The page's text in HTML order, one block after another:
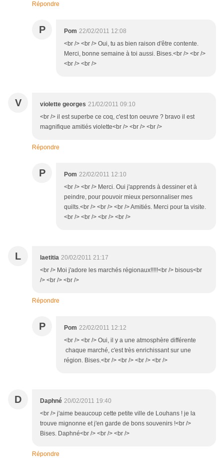
Répondre
P Pom 22/02/2011 12:08
<br /> <br /> Oui, tu as bien raison d'être contente.
Merci, bonne semaine à toi aussi. Bises.<br /> <br />
<br /> <br />
V violette georges 21/02/2011 09:10
<br /> il est superbe ce coq, c'est ton oeuvre ? bravo il est
magnifique amitiés violette<br /> <br /> <br />
Répondre
P Pom 22/02/2011 12:10
<br /> <br /> Merci. Oui j'apprends à dessiner et à
peindre, pour pouvoir mieux personnaliser mes
quilts.<br /> <br /> <br /> Amitiés. Merci pour ta visite.
<br /> <br /> <br /> <br />
L laetitia 20/02/2011 21:17
<br /> Moi j'adore les marchés régionaux!!!!!<br /> bisous<br
/> <br /> <br />
Répondre
P Pom 22/02/2011 12:12
<br /> <br /> Oui, il y a une atmosphère différente
chaque marché, c'est très enrichissant sur une
région. Bises.<br /> <br /> <br /> <br />
D Daphné 20/02/2011 19:40
<br /> j'aime beaucoup cette petite ville de Louhans ! je la
trouve mignonne et j'en garde de bons souvenirs !<br />
Bises. Daphné<br /> <br /> <br />
Répondre